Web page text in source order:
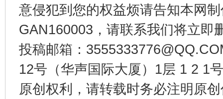
意侵犯到您的权益烦请告知本网
GAN160003，请联系我们将立即
投稿邮箱：
12号（华声国际大厦）1层 1 2 1
原创权利，请转载时务必注明原